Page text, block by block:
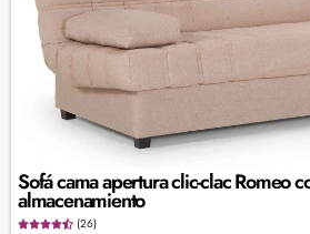
Sofá cama apertura clic-clac Romeo
almacenamiento
(26)